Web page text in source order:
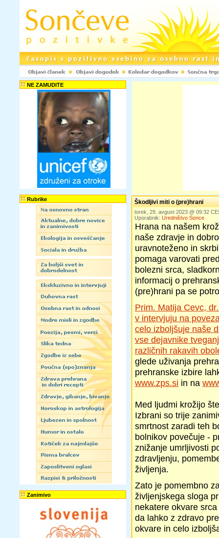
NE ZAMUDITE
Rubrike
Zanimivo
Škodljivi miti o (pre)hrani
torek, 29. avgust 2023 @ 09:32
Uporabnik: Uredništvo Sonce
Hrana na našem
naše zdravje in
uravnoteženo in
pomaga varovati
bolezni srca,
informacij o
(pre)hrani pa se
Prim. Matija Cevc,
v intervjuju na
celo izboljšuje naše
vse dejavnike
različnih rakavih
glede uživanja
prehranske izbire
www.zps.si in na
Med ljudmi krožijo
Izbrani so trije
smrtnost zaradi teh
bolnikov povečuje -
znižanje umrljivosti
zdravljenju,
življenja.
Zato je pomembno
življenjskega sloga
nekatere okvare
da lahko z zdravo
okvare in celo